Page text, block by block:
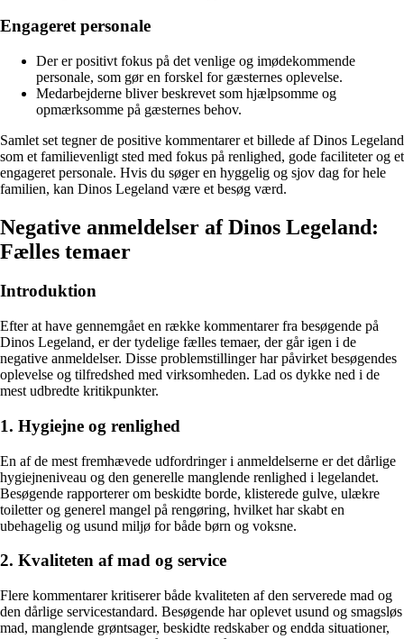
Engageret personale
Der er positivt fokus på det venlige og imødekommende
personale, som gør en forskel for gæsternes oplevelse.
Medarbejderne bliver beskrevet som hjælpsomme og
opmærksomme på gæsternes behov.
Samlet set tegner de positive kommentarer et billede af Dinos Legeland
som et familievenligt sted med fokus på renlighed, gode faciliteter og et
engageret personale. Hvis du søger en hyggelig og sjov dag for hele
familien, kan Dinos Legeland være et besøg værd.
Negative anmeldelser af Dinos Legeland:
Fælles temaer
Introduktion
Efter at have gennemgået en række kommentarer fra besøgende på
Dinos Legeland, er der tydelige fælles temaer, der går igen i de
negative anmeldelser. Disse problemstillinger har påvirket besøgendes
oplevelse og tilfredshed med virksomheden. Lad os dykke ned i de
mest udbredte kritikpunkter.
1. Hygiejne og renlighed
En af de mest fremhævede udfordringer i anmeldelserne er det dårlige
hygiejneniveau og den generelle manglende renlighed i legelandet.
Besøgende rapporterer om beskidte borde, klisterede gulve, ulækre
toiletter og generel mangel på rengøring, hvilket har skabt en
ubehagelig og usund miljø for både børn og voksne.
2. Kvaliteten af mad og service
Flere kommentarer kritiserer både kvaliteten af den serverede mad og
den dårlige servicestandard. Besøgende har oplevet usund og smagsløs
mad, manglende grøntsager, beskidte redskaber og endda situationer,